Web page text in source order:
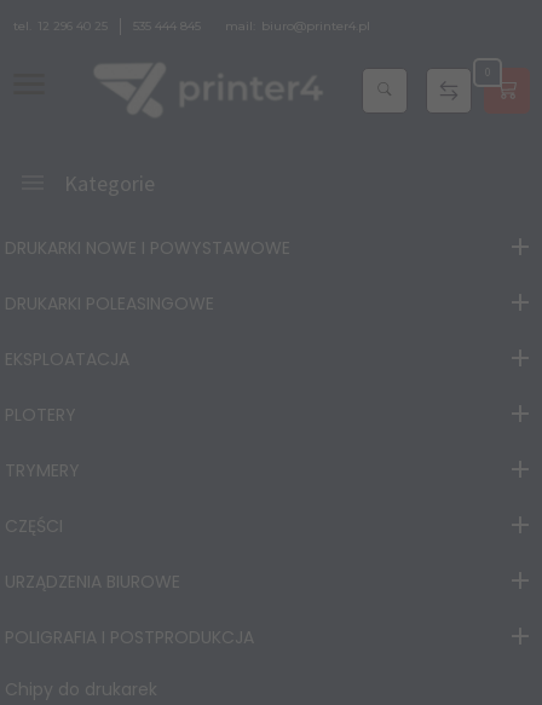
tel. 12 296 40 25 535 444 845 mail: biuro@printer4.pl
Kategorie
DRUKARKI NOWE I POWYSTAWOWE
DRUKARKI POLEASINGOWE
EKSPLOATACJA
PLOTERY
TRYMERY
CZĘŚCI
URZĄDZENIA BIUROWE
POLIGRAFIA I POSTPRODUKCJA
Chipy do drukarek